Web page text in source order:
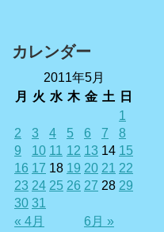
カレンダー
2011年5月
月
火 水 木 金 土 日
« 4月 6月 »
1
2
3 4 5 6 7
8
9
10 11 12 13 14 15
16 17 18 19 20 21 22
23 24 25 26 27 28 29
30 31